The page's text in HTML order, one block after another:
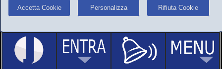
Accetta Cookie Personalizza Rifiuta Cookie